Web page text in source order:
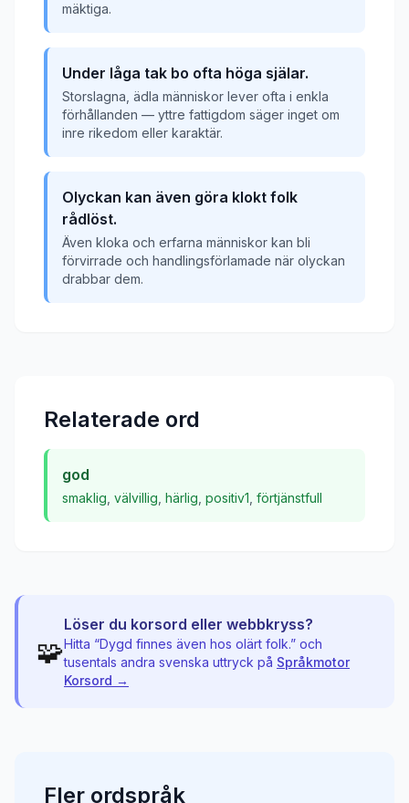
mäktiga.
Under låga tak bo ofta höga själar.
Storslagna, ädla människor lever ofta i enkla
förhållanden — yttre fattigdom säger inget om
inre rikedom eller karaktär.
Olyckan kan även göra klokt folk
rådlöst.
Även kloka och erfarna människor kan bli
förvirrade och handlingsförlamade när olyckan
drabbar dem.
Relaterade ord
god
smaklig välvillig härlig positiv1 förtjänstfull
🧩
Löser du korsord eller webbkryss?
Hitta “Dygd finnes även hos olärt folk.” och
tusentals andra svenska uttryck på Språkmotor
Korsord →
Fler ordspråk